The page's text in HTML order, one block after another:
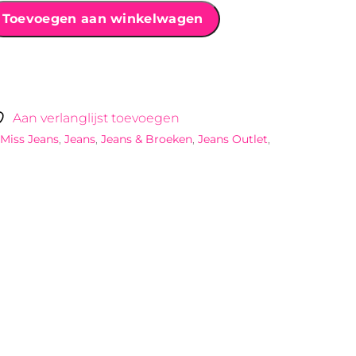
Toevoegen aan winkelwagen
Aan verlanglijst toevoegen
Jeans,Jeans,Jeans & Broeken,Jeans Outlet,